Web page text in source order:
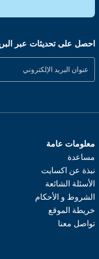
احصل على تحديثات عبر
معلومات عامة
مساعدة
نبذة عن اكسايت
الأسئلة الشائعة
الشروط و الأحكام
خريطة الموقع
تواصل معنا